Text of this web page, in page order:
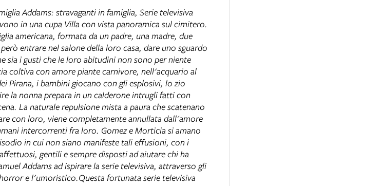
Addams: stravaganti in famiglia, Serie televisiva
in una cupa Villa con vista panoramica sul cimitero.
americana, formata da un padre, una madre, due
entrare nel salone della loro casa, dare uno sguardo
sia i gusti che le loro abitudini non sono per niente
coltiva con amore piante carnivore, nell'acquario al
Pirana, i bambini giocano con gli esplosivi, lo zio
la nonna prepara in un calderone intrugli fatti con
La naturale repulsione mista a paura che scatenano
con loro, viene completamente annullata dall'amore
intercorrenti fra loro. Gomez e Morticia si amano
in cui non siano manifeste tali effusioni, con i
gentili e sempre disposti ad aiutare chi ha
Addams ad ispirare la serie televisiva, attraverso gli
e l'umoristico.Questa fortunata serie televisiva